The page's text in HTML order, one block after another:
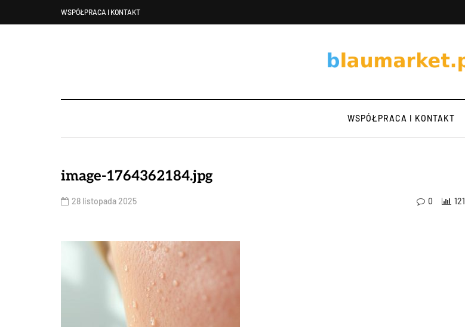
WSPÓŁPRACA I KONTAKT
WSPÓŁPRACA I KONTAKT
image-1764362184.jpg
28 listopada 2025 0 121